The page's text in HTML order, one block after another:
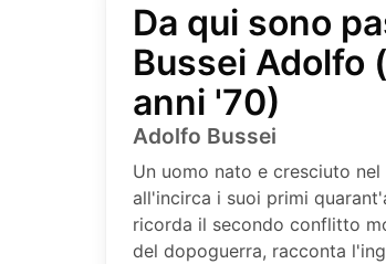
Da qui sono
Bussei Adolfo
anni '70)
Adolfo Bussei
Un uomo nato e cresciuto
all'incirca i suoi primi
ricorda il secondo conflitto
del dopoguerra, racconta